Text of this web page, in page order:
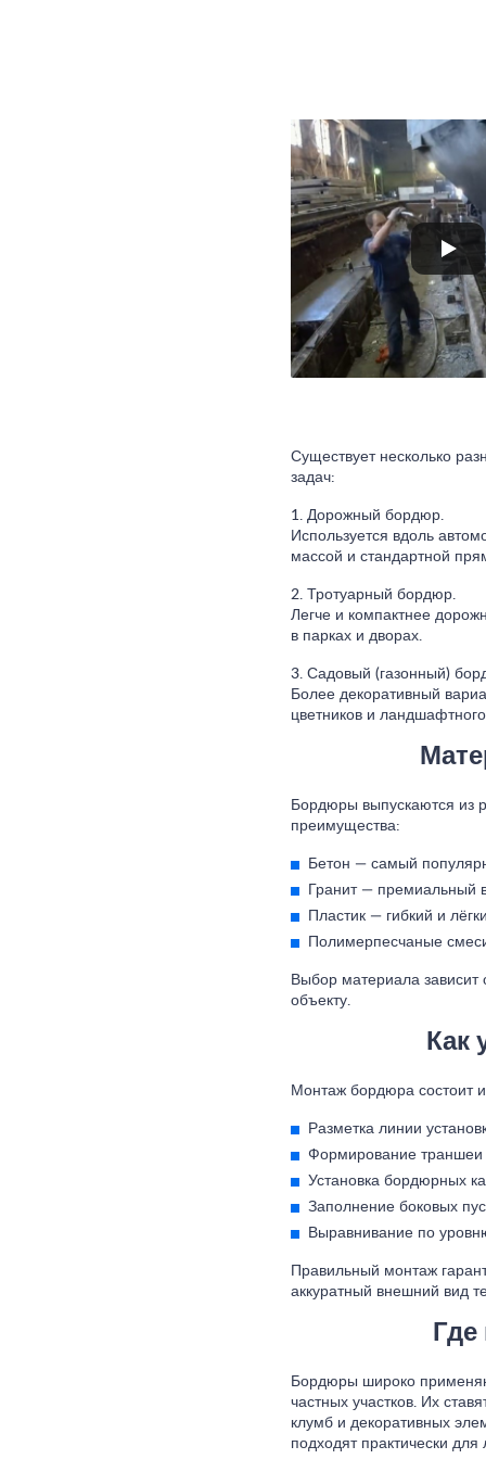
Существует несколько
задач:
1. Дорожный бордюр.
Используется вдоль
массой и стандартной
2. Тротуарный бордюр.
Легче и компактнее
в парках и дворах.
3. Садовый (газонный)
Более декоративный
цветников и
Бордюры выпускаются из
преимущества:
Бетон — самый
Гранит— премиальный
Пластик — гибкий и
Полимерпесчаные
Выбор материала зависит
объекту.
Как
Монтаж бордюра состоит
Разметка линии
Формирование
Установка бордюрных
Заполнение боковых
Выравнивание по
Правильный монтаж
аккуратный внешний вид
Бордюры широко
частных участков. Их
клумб и декоративных
подходят практически для